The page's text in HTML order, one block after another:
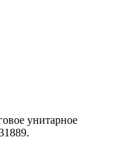
унитарное
.